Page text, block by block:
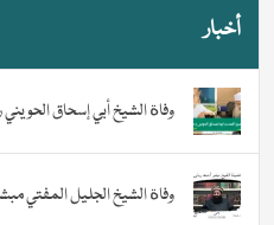
أخبار
وفاة الشيخ أبي إسحاق
وفاة الشيخ الجليل المفتي